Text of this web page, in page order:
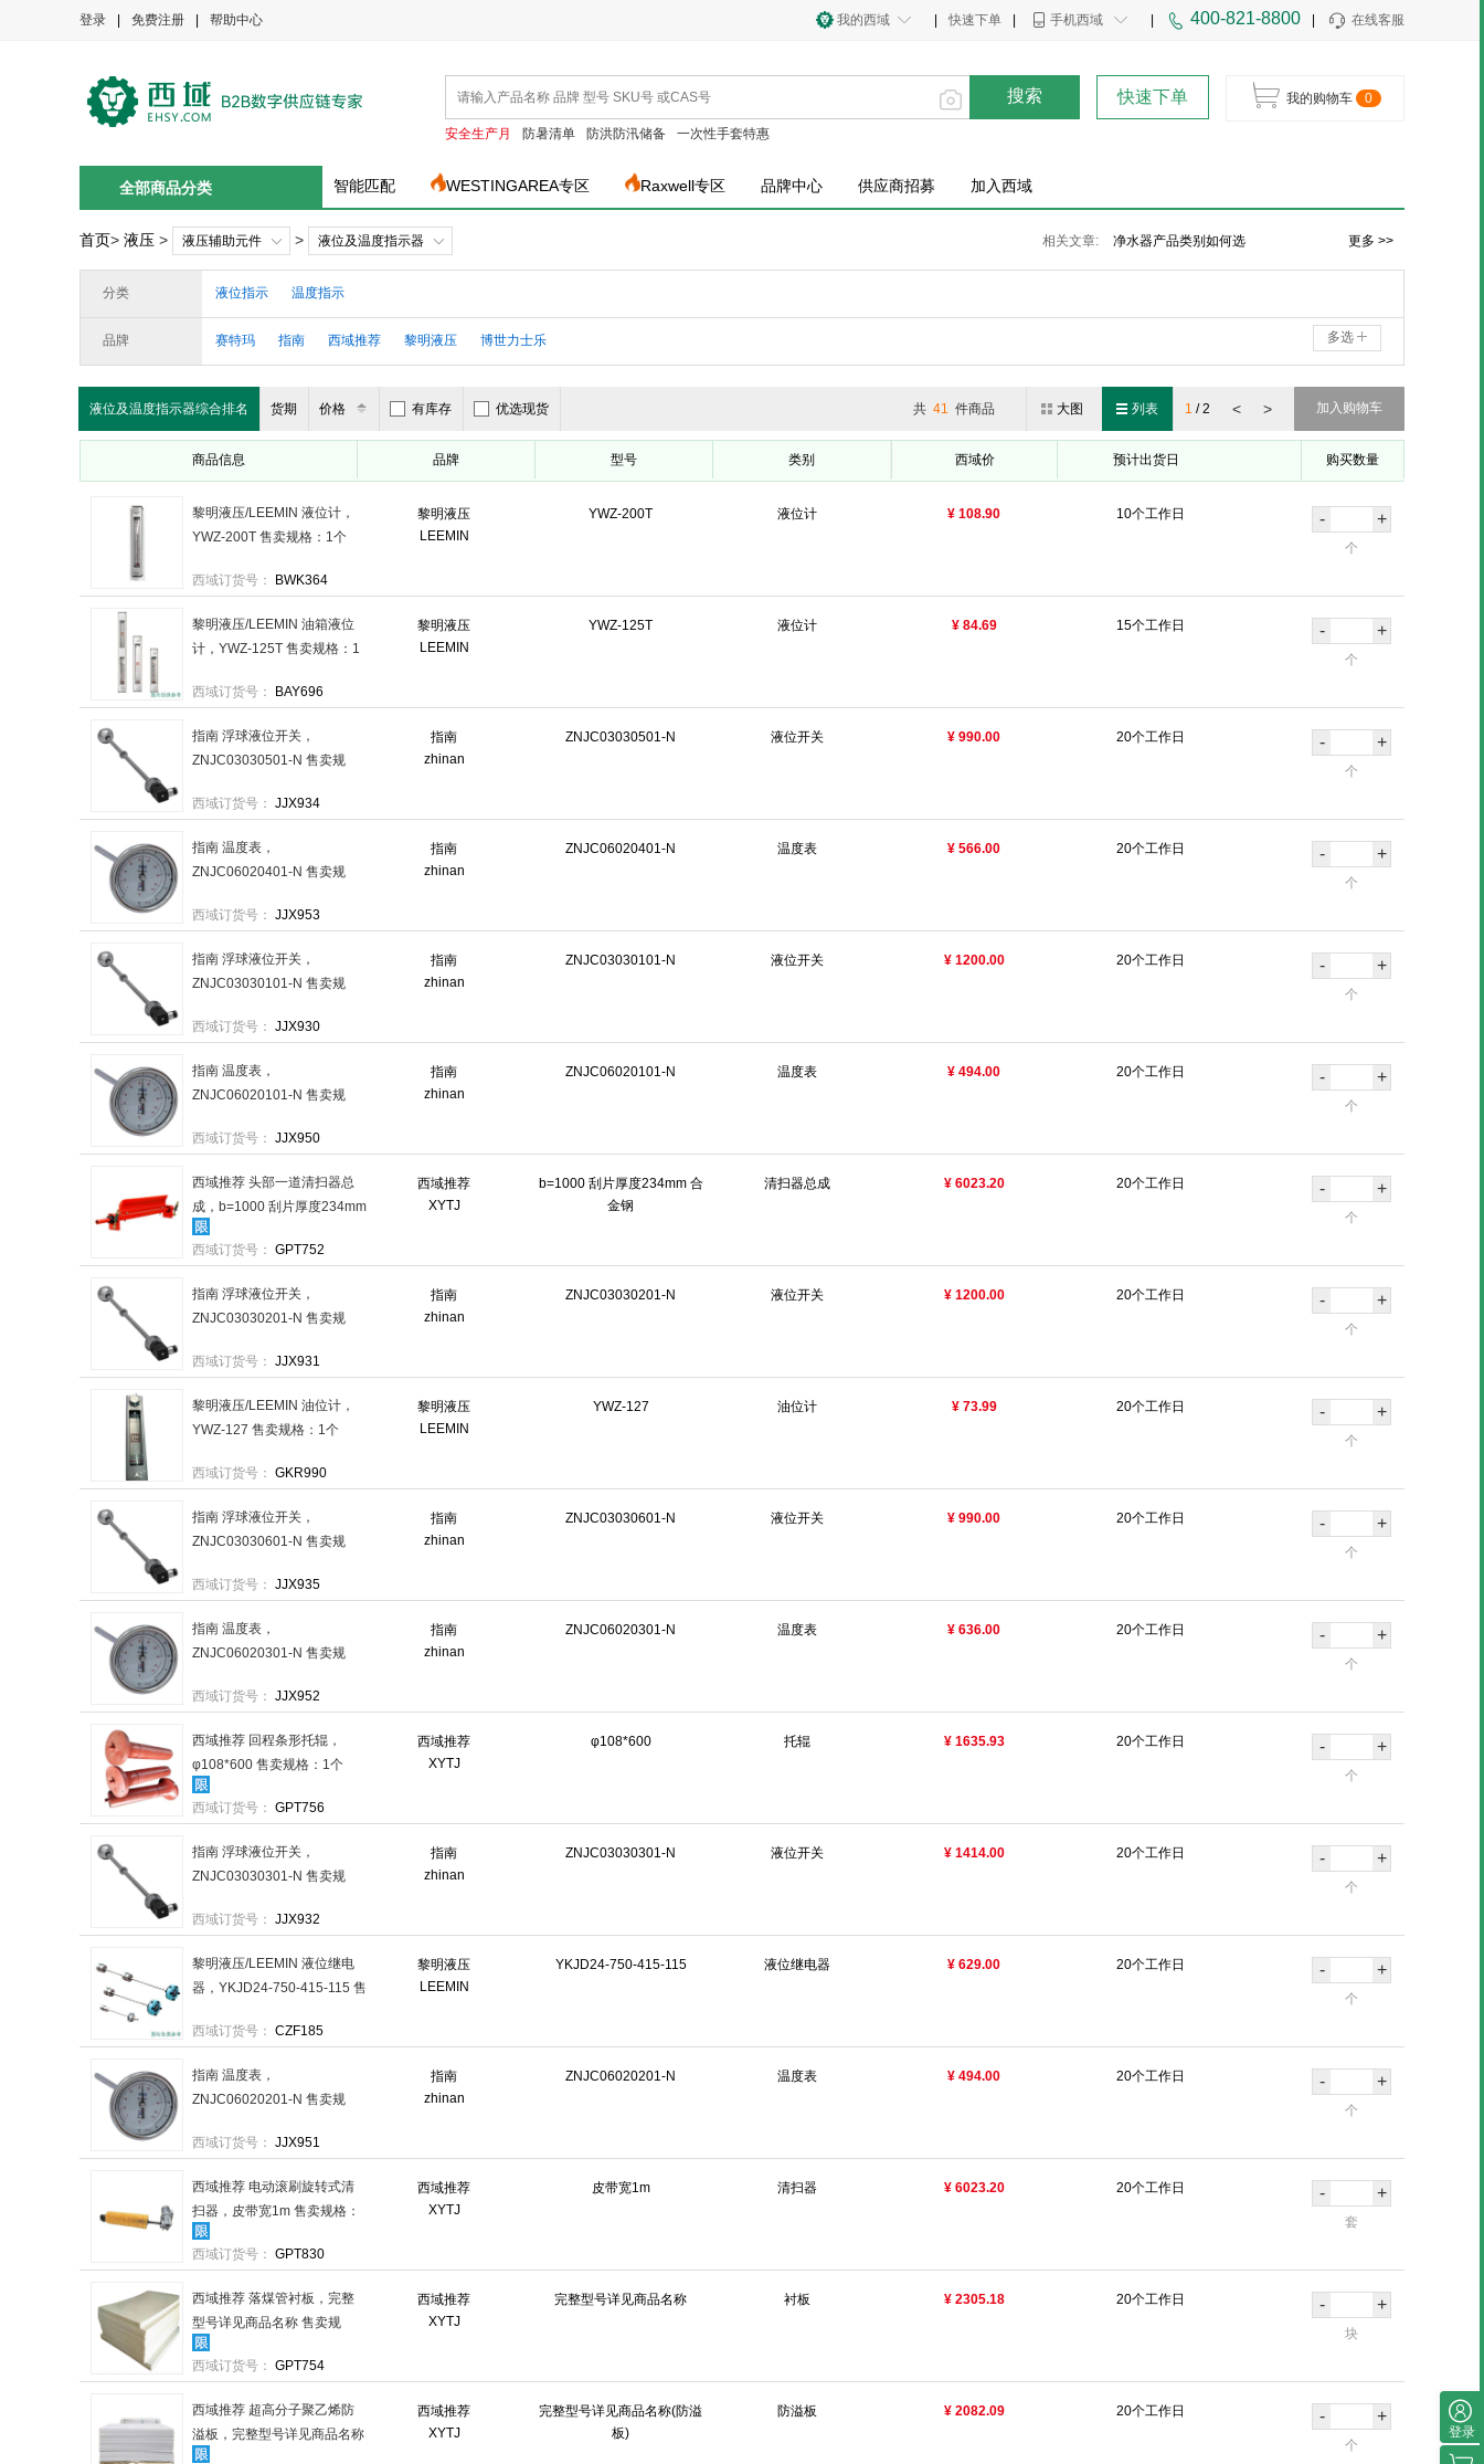
登录 免费注册 帮助中心 在线客服
400-821-8800
手机西域
快速下单
我的西域
搜索
安全生产月 防暑清单 防洪防汛储备 一次性手套特惠
快速下单 我的购物车 0
全部商品分类 智能匹配 WESTINGAREA专区 Raxwell专区 品牌中心 供应商招募 加入西域
首页> 液压 > 液压辅助元件 > 液位及温度指示器 相关文章:
净水器产品类别如何选
更多 >>
分类 液位指示 温度指示
品牌 赛特玛 指南 西域推荐 黎明液压 博世力士乐 多选
液位及温度指示器综合排名 货期 价格 有库存 优选现货 加入购物车
< >
1 / 2
大图 列表
共 41 件商品
商品信息 品牌 型号 类别 西域价 预计出货日 购买数量
黎明液压
LEEMIN
YWZ-200T 液位计 ¥ 108.90 10个工作日
黎明液压/LEEMIN 液位计，
YWZ-200T 售卖规格：1个
西域订货号： BWK364
- +
个
黎明液压
LEEMIN
YWZ-125T 液位计 ¥ 84.69 15个工作日
黎明液压/LEEMIN 油箱液位
计，YWZ-125T 售卖规格：1
西域订货号：
BAY696
- +
个
指南
zhinan
ZNJC03030501-N 液位开关 ¥ 990.00 20个工作日
指南 浮球液位开关，
ZNJC03030501-N 售卖规
西域订货号： JJX934
- +
个
指南
zhinan
ZNJC06020401-N 温度表 ¥ 566.00 20个工作日
指南 温度表，
ZNJC06020401-N 售卖规
西域订货号： JJX953
- +
个
指南
zhinan
ZNJC03030101-N 液位开关 ¥ 1200.00 20个工作日
指南 浮球液位开关，
ZNJC03030101-N 售卖规
西域订货号： JJX930
- +
个
指南
zhinan
ZNJC06020101-N 温度表 ¥ 494.00 20个工作日
指南 温度表，
ZNJC06020101-N 售卖规
西域订货号： JJX950
- +
个
西域推荐
XYTJ
b=1000 刮片厚度234mm 合
金钢
清扫器总成 ¥ 6023.20 20个工作日
西域推荐 头部一道清扫器总
成，b=1000 刮片厚度234mm
合金钢 售卖规格：1个
西域订货号： GPT752
- +
个
指南
zhinan
ZNJC03030201-N 液位开关 ¥ 1200.00 20个工作日
指南 浮球液位开关，
ZNJC03030201-N 售卖规
西域订货号： JJX931
- +
个
黎明液压
LEEMIN
YWZ-127 油位计 ¥ 73.99 20个工作日
黎明液压/LEEMIN 油位计，
YWZ-127 售卖规格：1个
西域订货号： GKR990
- +
个
指南
zhinan
ZNJC03030601-N 液位开关 ¥ 990.00 20个工作日
指南 浮球液位开关，
ZNJC03030601-N 售卖规
西域订货号： JJX935
- +
个
指南
zhinan
ZNJC06020301-N 温度表 ¥ 636.00 20个工作日
指南 温度表，
ZNJC06020301-N 售卖规
西域订货号： JJX952
- +
个
西域推荐
XYTJ
φ108*600 托辊 ¥ 1635.93 20个工作日
西域推荐 回程条形托辊，
φ108*600 售卖规格：1个
西域订货号： GPT756
- +
个
指南
zhinan
ZNJC03030301-N 液位开关 ¥ 1414.00 20个工作日
指南 浮球液位开关，
ZNJC03030301-N 售卖规
西域订货号： JJX932
- +
个
黎明液压
LEEMIN
YKJD24-750-415-115 液位继电器 ¥ 629.00 20个工作日
黎明液压/LEEMIN 液位继电
器，YKJD24-750-415-115 售
西域订货号： CZF185
- +
个
指南
zhinan
ZNJC06020201-N 温度表 ¥ 494.00 20个工作日
指南 温度表，
ZNJC06020201-N 售卖规
西域订货号： JJX951
- +
个
西域推荐
XYTJ
皮带宽1m 清扫器 ¥ 6023.20 20个工作日
西域推荐 电动滚刷旋转式清
扫器，皮带宽1m 售卖规格：
1套
西域订货号： GPT830
- +
套
西域推荐
XYTJ
完整型号详见商品名称 衬板 ¥ 2305.18 20个工作日
西域推荐 落煤管衬板，完整
型号详见商品名称 售卖规
格：1块
西域订货号： GPT754
- +
块
西域推荐
XYTJ
完整型号详见商品名称(防溢
板)
防溢板 ¥ 2082.09 20个工作日
西域推荐 超高分子聚乙烯防
溢板，完整型号详见商品名称
(防溢板) 售卖规格：1个
- +
个
登录